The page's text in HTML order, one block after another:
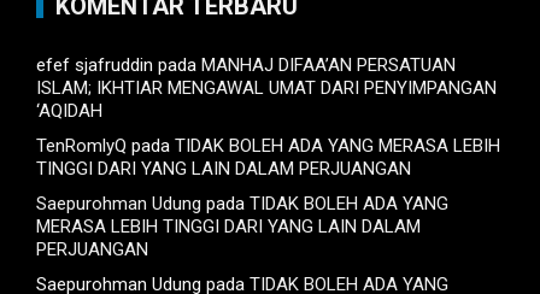
KOMENTAR TERBARU
efef sjafruddin pada MANHAJ DIFAA’AN PERSATUAN
ISLAM; IKHTIAR MENGAWAL UMAT DARI PENYIMPANGAN
‘AQIDAH
TenRomlyQ pada TIDAK BOLEH ADA YANG MERASA LEBIH
TINGGI DARI YANG LAIN DALAM PERJUANGAN
Saepurohman Udung pada TIDAK BOLEH ADA YANG
MERASA LEBIH TINGGI DARI YANG LAIN DALAM
PERJUANGAN
Saepurohman Udung pada TIDAK BOLEH ADA YANG